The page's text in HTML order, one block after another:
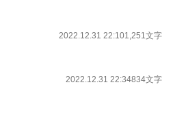
2022.12.31 22:101,251文字
2022.12.31 22:34834文字